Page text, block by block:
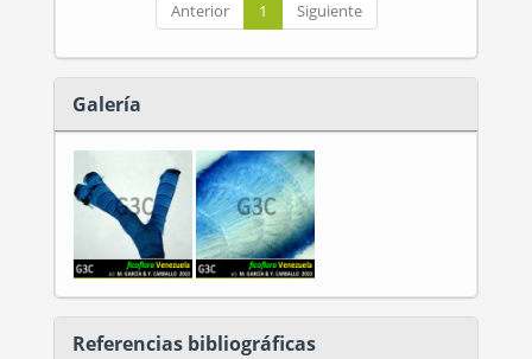
Anterior
1 Siguiente
Galería
Referencias bibliográficas